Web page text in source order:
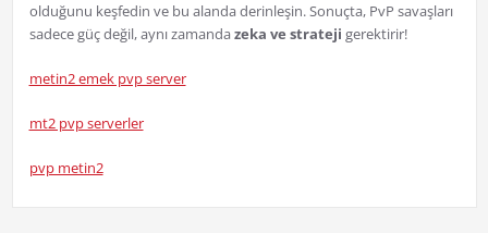
olduğunu keşfedin ve bu alanda derinleşin. Sonuçta, PvP savaşları
sadece güç değil, aynı zamandazeka ve strateji gerektirir!
metin2 emek pvp server
mt2 pvp serverler
pvp metin2